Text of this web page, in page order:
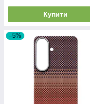
Купити
–5%